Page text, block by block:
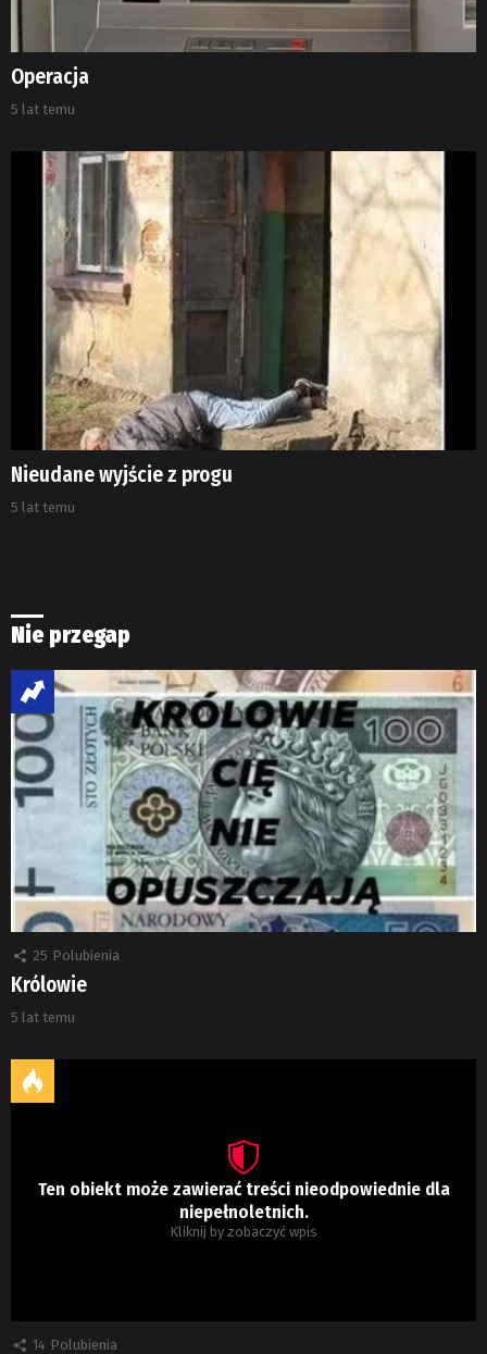
Operacja
5 lat temu
Nieudane wyjście z progu
5 lat temu
Nie przegap
25 Polubienia
Królowie
5 lat temu
Ten obiekt może zawierać treści nieodpowiednie dla
niepełnoletnich.
Kliknij by zobaczyć wpis
14 Polubienia